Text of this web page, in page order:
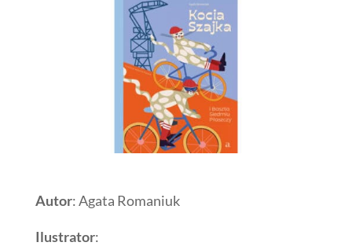
Autor: Agata Romaniuk
Ilustrator: